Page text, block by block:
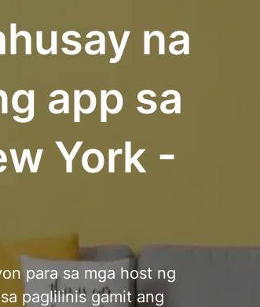
na
app sa
York -
para sa mga host ng
paglilinis gamit ang